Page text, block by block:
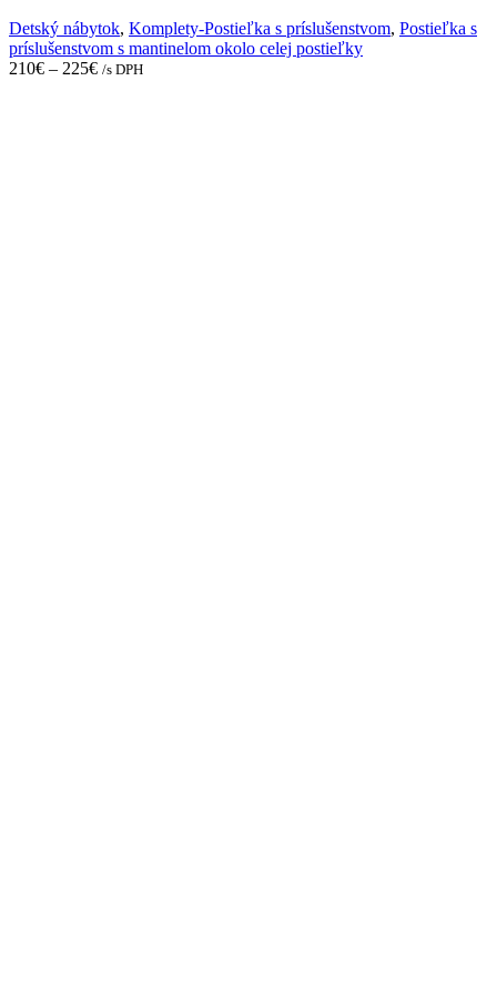
may
be
chosen
on
Detský nábytok, Komplety-Postieľka s príslušenstvom, Postieľka s
príslušenstvom s mantinelom okolo celej postieľky
210€ – 225€ /s DPH